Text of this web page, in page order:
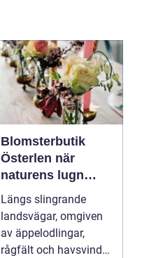
Blomsterbutik
Österlen när
naturens lugn
möter kreativt
hantverk
Längs slingrande
landsvägar, omgiven
av äppelodlingar,
rågfält och havsvindar,